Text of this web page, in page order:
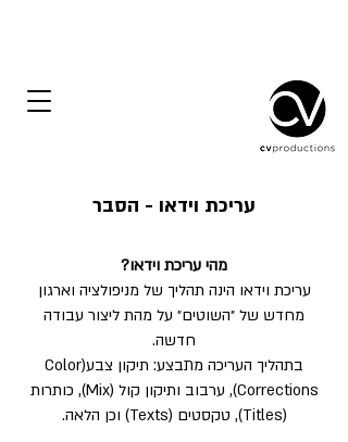
עריכת וידאו - הסבר
מהי עריכת וידאו?
עריכת וידאו הינה תהליך של מניפולציה וארגון
מחדש של ״השוטים״ על מהת ליצור עבודה
חדשה.
בתהליך העריכה מתבצע: תיקון צבע(Color
Corrections), ערבוב ותיקון קול (Mix), כותרות
(Titles), טקסטים (Texts) וכן הלאה.